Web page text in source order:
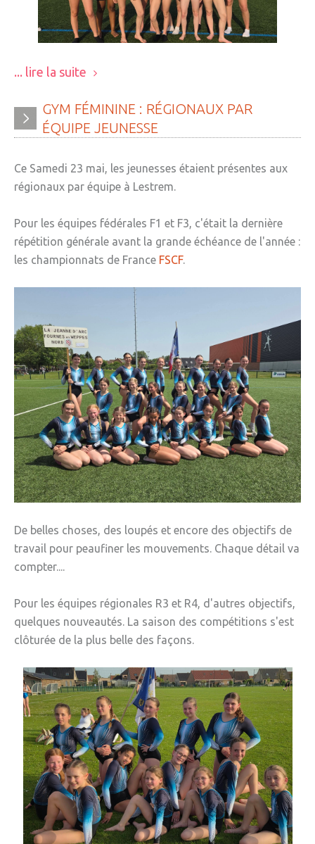
... lire la suite
GYM FÉMININE : RÉGIONAUX PAR
ÉQUIPE JEUNESSE
Ce Samedi 23 mai, les jeunesses étaient présentes aux
régionaux par équipe à Lestrem.
Pour les équipes fédérales F1 et F3, c'était la dernière
répétition générale avant la grande échéance de l'année :
les championnats de France FSCF.
De belles choses, des loupés et encore des objectifs de
travail pour peaufiner les mouvements. Chaque détail va
compter....
Pour les équipes régionales R3 et R4, d'autres objectifs,
quelques nouveautés. La saison des compétitions s'est
clôturée de la plus belle des façons.